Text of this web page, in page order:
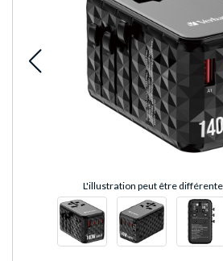
L'illustration peut être